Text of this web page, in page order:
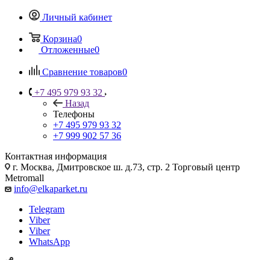
Личный кабинет
Корзина0
Отложенные0
Сравнение товаров0
+7 495 979 93 32
Назад
Телефоны
+7 495 979 93 32
+7 999 902 57 36
Контактная информация
г. Москва, Дмитровское ш. д.73, стр. 2 Торговый центр
Metromall
info@elkaparket.ru
Telegram
Viber
Viber
WhatsApp